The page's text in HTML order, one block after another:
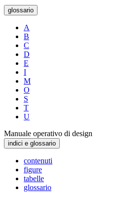
glossario
A
B
C
D
E
I
M
O
S
T
U
Manuale operativo di design
indici e glossario
contenuti
figure
tabelle
glossario